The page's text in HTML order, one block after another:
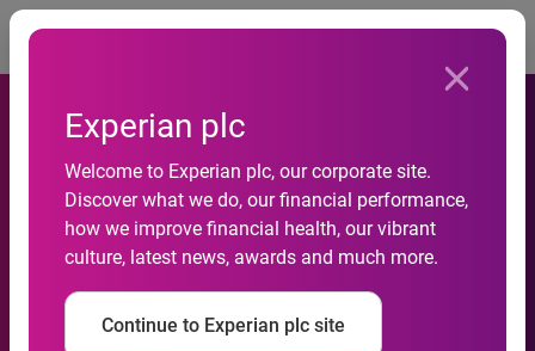
Experian plc
Welcome to Experian plc, our corporate site.
Discover what we do, our financial performance,
how we improve financial health, our vibrant
culture, latest news, awards and much more.
Continue to Experian plc site
Færre konkurser for niende
måned i træk